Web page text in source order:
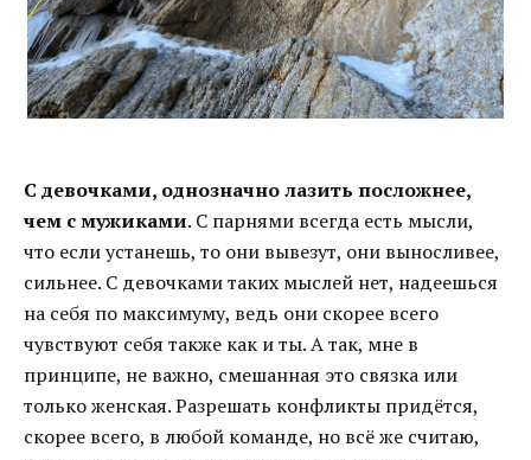
С девочками, однозначно лазить посложнее,
чем с мужиками. С парнями всегда есть мысли,
что если устанешь, то они вывезут, они выносливее,
сильнее. С девочками таких мыслей нет, надеешься
на себя по максимуму, ведь они скорее всего
чувствуют себя также как и ты. А так, мне в
принципе, не важно, смешанная это связка или
только женская. Разрешать конфликты придётся,
скорее всего, в любой команде, но всё же считаю,